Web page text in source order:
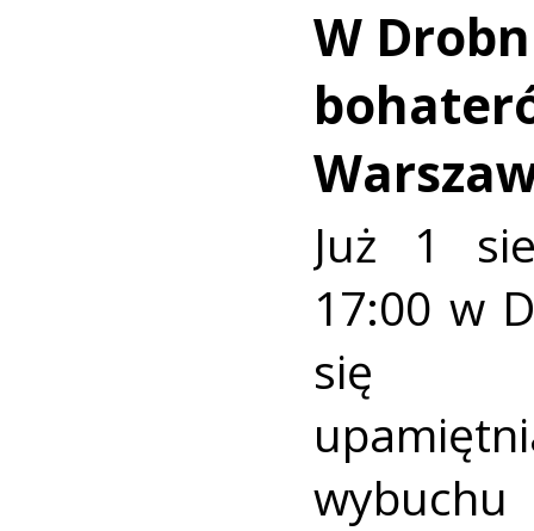
W
Już 1
17:00 w
się